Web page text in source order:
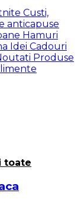
Custi,
anticapuse
Hamuri
Idei Cadouri
Produse
toate